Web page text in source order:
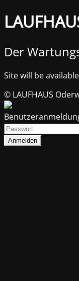
Der
Site will be
© LAUFHAUS